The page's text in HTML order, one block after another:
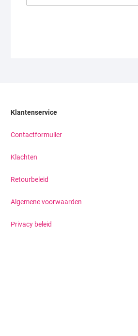
Klantenservice
Contactformulier
Klachten
Retourbeleid
Algemene voorwaarden
Privacy beleid